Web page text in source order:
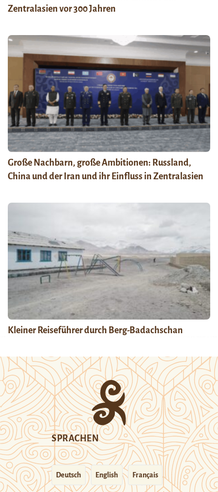
Zentralasien vor 300 Jahren
Große Nachbarn, große Ambitionen: Russland,
China und der Iran und ihr Einfluss in Zentralasien
Kleiner Reiseführer durch Berg-Badachschan
SPRACHEN
Deutsch English Français